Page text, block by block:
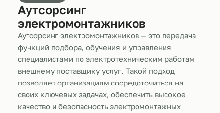
Аутсорсинг
электромонтажников
Аутсорсинг электромонтажников — это передача
функций подбора, обучения и управления
специалистами по электротехническим работам
внешнему поставщику услуг. Такой подход
позволяет организациям сосредоточиться на
своих ключевых задачах, обеспечить высокое
качество и безопасность электромонтажных